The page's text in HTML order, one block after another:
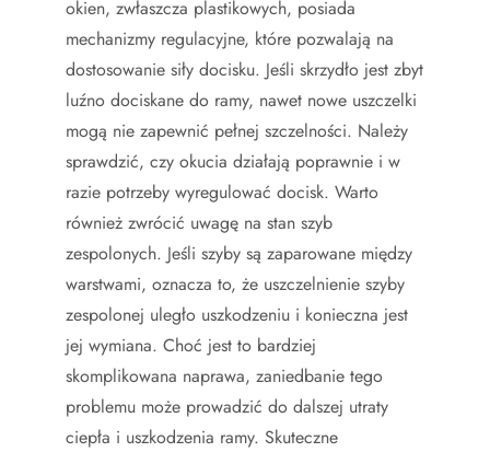
okien, zwłaszcza plastikowych, posiada
mechanizmy regulacyjne, które pozwalają na
dostosowanie siły docisku. Jeśli skrzydło jest zbyt
luźno dociskane do ramy, nawet nowe uszczelki
mogą nie zapewnić pełnej szczelności. Należy
sprawdzić, czy okucia działają poprawnie i w
razie potrzeby wyregulować docisk. Warto
również zwrócić uwagę na stan szyb
zespolonych. Jeśli szyby są zaparowane między
warstwami, oznacza to, że uszczelnienie szyby
zespolonej uległo uszkodzeniu i konieczna jest
jej wymiana. Choć jest to bardziej
skomplikowana naprawa, zaniedbanie tego
problemu może prowadzić do dalszej utraty
ciepła i uszkodzenia ramy. Skuteczne